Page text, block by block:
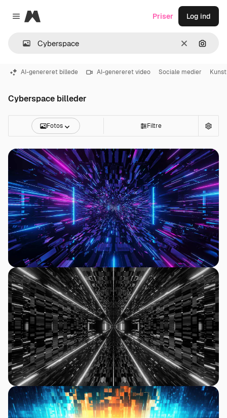
Close menu
Magnific
Klar Søg
Priser Log ind
AI-genereret billede AI-genereret video Sociale medier
Cyberspace billeder
Fotos Filtre